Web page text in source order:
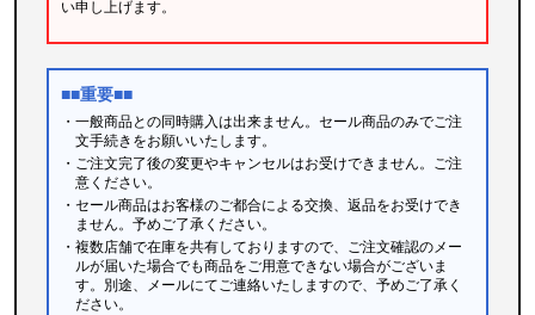
い申し上げます。
■■重要■■
・一般商品との同時購入は出来ません。セール商品のみでご注
文手続きをお願いいたします。
・ご注文完了後の変更やキャンセルはお受けできません。ご注
意ください。
・セール商品はお客様のご都合による交換、返品をお受けでき
ません。予めご了承ください。
・複数店舗で在庫を共有しておりますので、ご注文確認のメー
ルが届いた場合でも商品をご用意できない場合がございま
す。別途、メールにてご連絡いたしますので、予めご了承く
ださい。